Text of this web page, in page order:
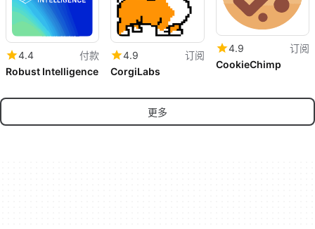
4.4
付款
Robust Intelligence
4.9
订阅
CorgiLabs
4.9
订阅
CookieChimp
更多